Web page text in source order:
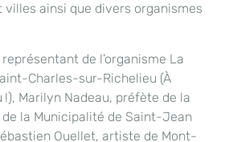
ainsi que divers organismes
de l’organisme La
Charles-sur-Richelieu (À
Marilyn Nadeau, préfète de la
de la Municipalité de Saint-Jean
Ouellet, artiste de Mont-